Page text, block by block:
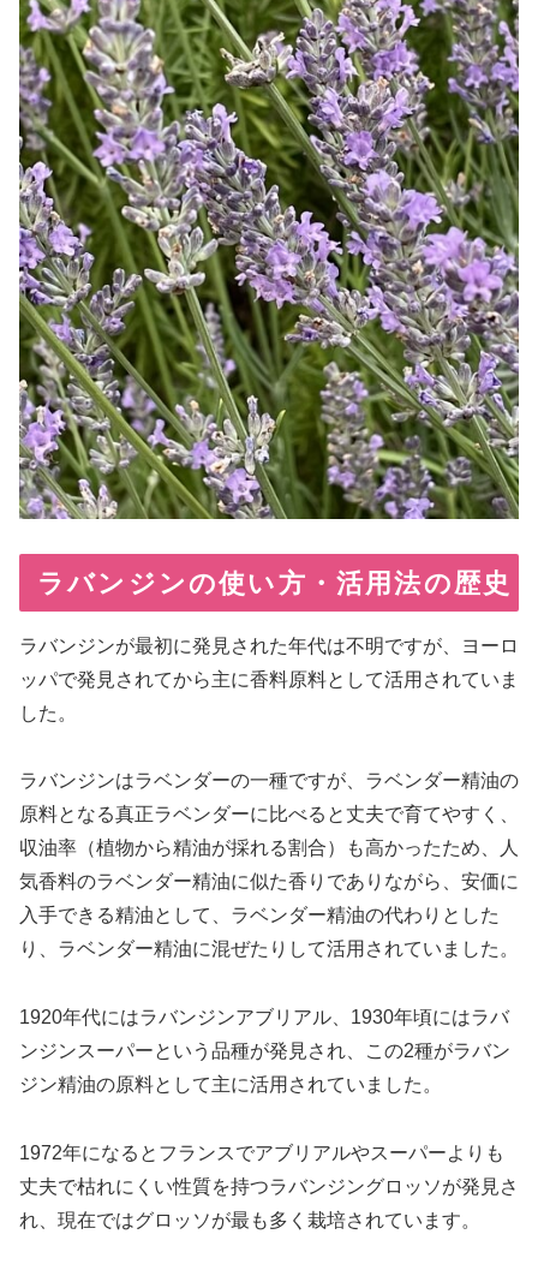
ラバンジンの使い方・活用法の歴史
ラバンジンが最初に発見された年代は不明ですが、ヨーロ
ッパで発見されてから主に香料原料として活用されていま
した。
ラバンジンはラベンダーの一種ですが、ラベンダー精油の
原料となる真正ラベンダーに比べると丈夫で育てやすく、
収油率（植物から精油が採れる割合）も高かったため、人
気香料のラベンダー精油に似た香りでありながら、安価に
入手できる精油として、ラベンダー精油の代わりとした
り、ラベンダー精油に混ぜたりして活用されていました。
1920年代にはラバンジンアブリアル、1930年頃にはラバ
ンジンスーパーという品種が発見され、この2種がラバン
ジン精油の原料として主に活用されていました。
1972年になるとフランスでアブリアルやスーパーよりも
丈夫で枯れにくい性質を持つラバンジングロッソが発見さ
れ、現在ではグロッソが最も多く栽培されています。